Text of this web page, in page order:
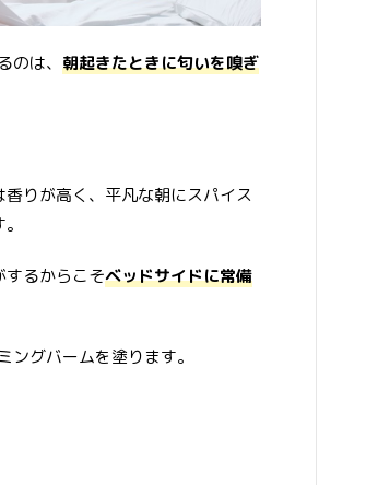
は、 朝起きたときに匂いを嗅ぎ
りが高く、平凡な朝にスパイス
るからこそベッドサイドに常備
グバームを塗ります。